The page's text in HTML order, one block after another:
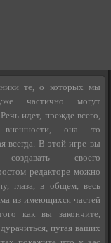
те, о которых мы
частично могут
идет, прежде всего,
она то
всегда. В этой игре вы
своего
редакторе можно
глаза, в общем, весь
из имеющихся частей
как вы закончите,
пугая ваших